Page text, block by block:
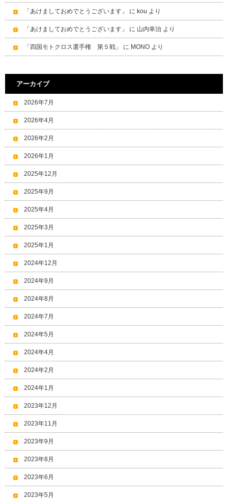
「あけましておめでとうございます」 に kou より
「あけましておめでとうございます」 に 山内幸治 より
「四国モトクロス選手権 第５戦」 に MONO より
アーカイブ
2026年7月
2026年4月
2026年2月
2026年1月
2025年12月
2025年9月
2025年4月
2025年3月
2025年1月
2024年12月
2024年9月
2024年8月
2024年7月
2024年5月
2024年4月
2024年2月
2024年1月
2023年12月
2023年11月
2023年9月
2023年8月
2023年6月
2023年5月